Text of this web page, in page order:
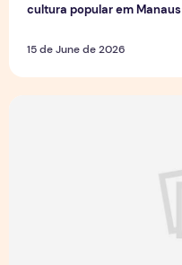
cultura popular em Manaus
15 de June de 2026